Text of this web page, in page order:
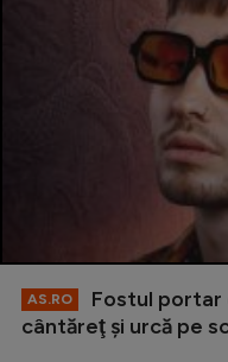
AS.RO
Fostul portar
cântăreţ şi urcă pe